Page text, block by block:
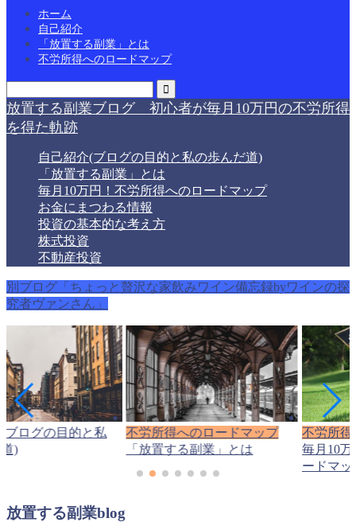
ホーム
自己紹介
「放置する副業」とは
不労所得へのロードマップ
放置する副業ブログ 初心者が毎月10万円の不労所得
を得た軌跡
自己紹介(ブログの目的と私の歩んだ道)
「放置する副業」とは
毎月10万円！不労所得へのロードマップ
お金にまつわる情報
投資の基本的な考え方
株式投資
不動産投資
別ブログ「ちょっと贅沢な家飲みワイン備忘録byワインの探
究者ヴァンさん」
ブログの目的と私
)
不労所得へのロードマップ
「放置する副業」とは
不労所得
毎月10
ードマッ
放置する副業blog